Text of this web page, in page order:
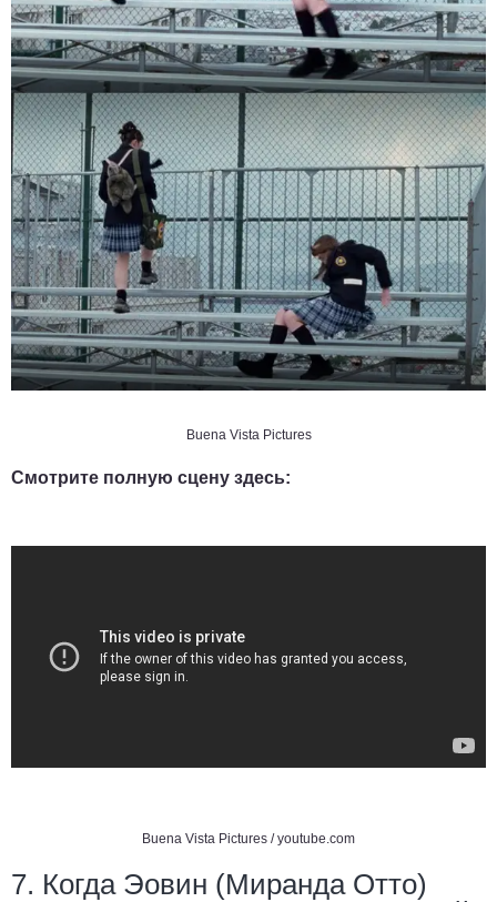
Buena Vista Pictures
Смотрите полную сцену здесь:
Buena Vista Pictures /youtube.com
7. Когда Эовин (Миранда Отто)